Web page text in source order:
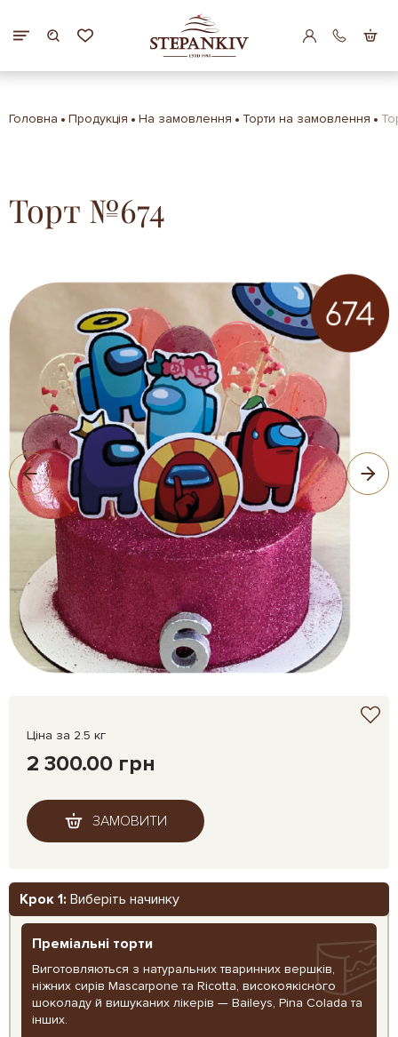
Головна Продукція На замовлення Торти на замовлення
Торт №674
Ціна за 2.5 кг
2 300.00 грн
ЗАМОВИТИ
Крок 1: Виберіть начинку
Преміальні торти
Виготовляються з натуральних тваринних вершків,
ніжних сирів Mascarpone та Ricotta, високоякісного
шоколаду й вишуканих лікерів — Baileys, Pina Colada та
інших.